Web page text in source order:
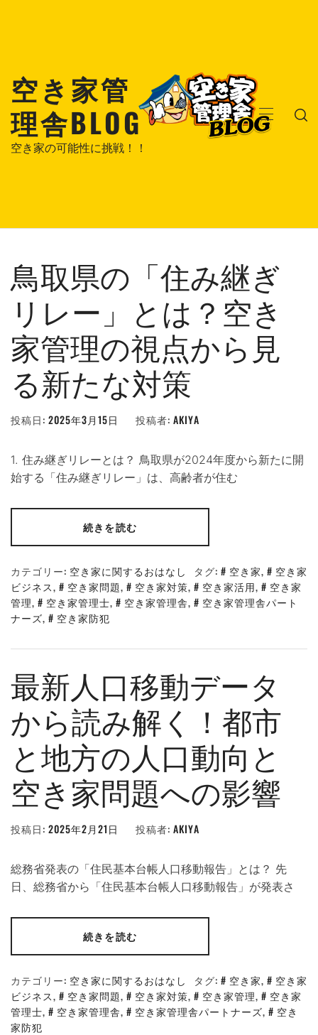
キ
空き家管
理舎BLOG
空き家の可能性に挑戦！！
メ
鳥取県の「住み継ぎ
リレー」とは？空き
家管理の視点から見
る新たな対策
投稿日: 2025年3月15日 投稿者: AKIYA
1. 住み継ぎリレーとは？ 鳥取県が2024年度から新たに開
始する「住み継ぎリレー」は、高齢者が住む
続きを読む
カテゴリー: 空き家に関するおはなし タグ: 空き家,
空き家
ビジネス, 空き家問題, 空き家対策, 空き家活用,
空き家
管理, 空き家管理士, 空き家管理舎,
空き家管理舎パート
ナーズ, 空き家防犯
最新人口移動データ
から読み解く！都市
と地方の人口動向と
空き家問題への影響
投稿日: 2025年2月21日 投稿者: AKIYA
総務省発表の「住民基本台帳人口移動報告」とは？ 先
日、総務省から「住民基本台帳人口移動報告」が発表さ
続きを読む
カテゴリー: 空き家に関するおはなし タグ: 空き家,
空き家
ビジネス, 空き家問題, 空き家対策, 空き家管理,
空き家
管理士, 空き家管理舎, 空き家管理舎パートナーズ,
空き
家防犯